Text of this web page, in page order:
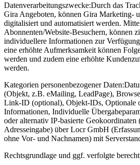
Datenverarbeitungszwecke:Durch das
Gira Angeboten, können Gira Marketing-
digitalisiert und automatisiert werden.
Abonnenten/Website-Besuchern, können
individuellere Informationen zur
eine erhöhte Aufmerksamkeit können
werden und zudem eine erhöhte
werden.
Kategorien personenbezogener Daten:
(Objekt, z.B. eMailing, LeadPage),
Link-ID (optional), Objekt-IDs, Optionale
Informationen, Individuelle
oder alternativ IP-basierte
Adresseingabe) über Locr GmbH
ohne Vor- und Nachnamen) mit
Rechtsgrundlage und ggf. verfolgte